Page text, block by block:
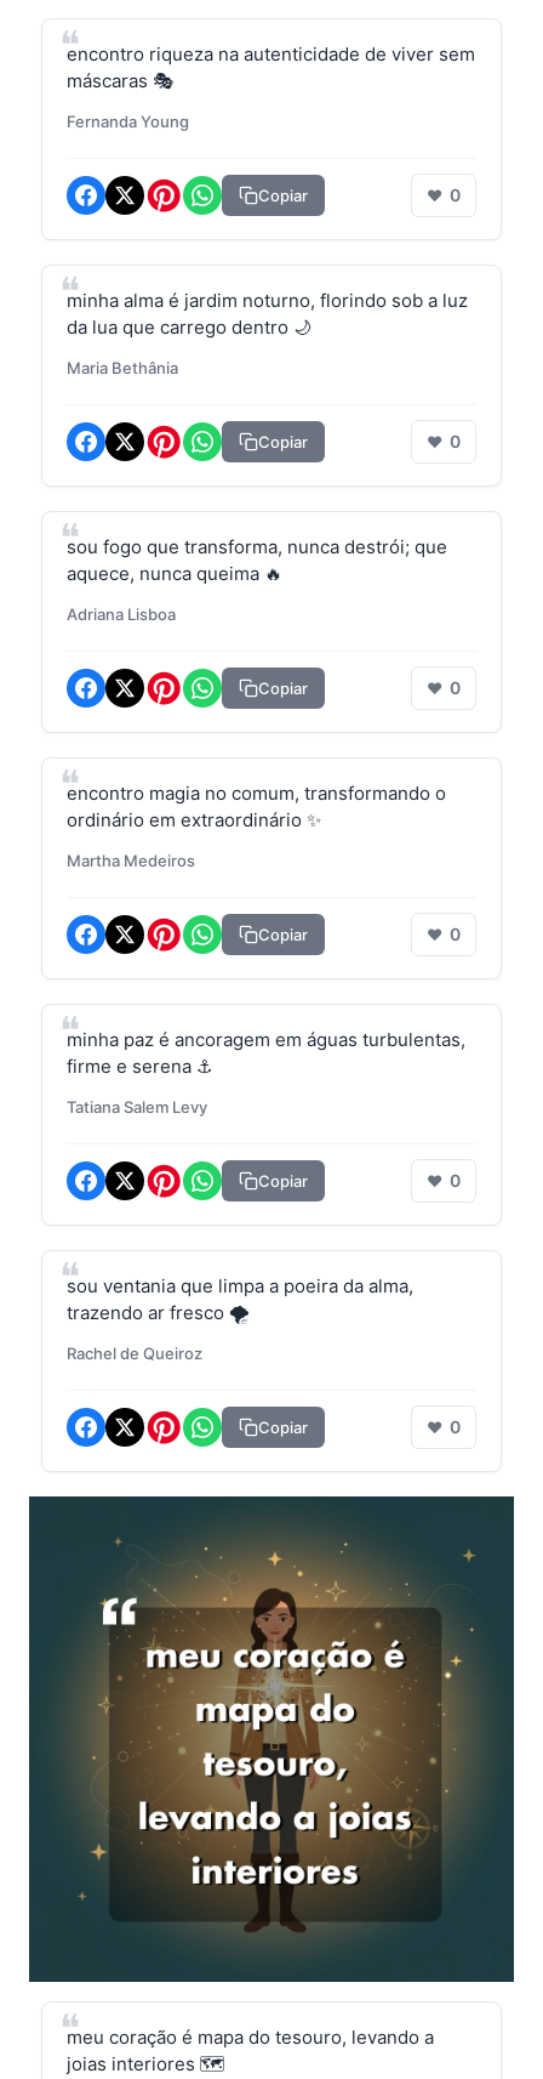
encontro riqueza na autenticidade de viver sem
máscaras 🎭
Fernanda Young
Copiar ❤ 0
minha alma é jardim noturno, florindo sob a luz
da lua que carrego dentro 🌙
Maria Bethânia
Copiar ❤ 0
sou fogo que transforma, nunca destrói; que
aquece, nunca queima 🔥
Adriana Lisboa
Copiar ❤ 0
encontro magia no comum, transformando o
ordinário em extraordinário ✨
Martha Medeiros
Copiar ❤ 0
minha paz é ancoragem em águas turbulentas,
firme e serena ⚓
Tatiana Salem Levy
Copiar ❤ 0
sou ventania que limpa a poeira da alma,
trazendo ar fresco 🌪️
Rachel de Queiroz
Copiar ❤ 0
meu coração é mapa do tesouro, levando a
joias interiores 🗺️